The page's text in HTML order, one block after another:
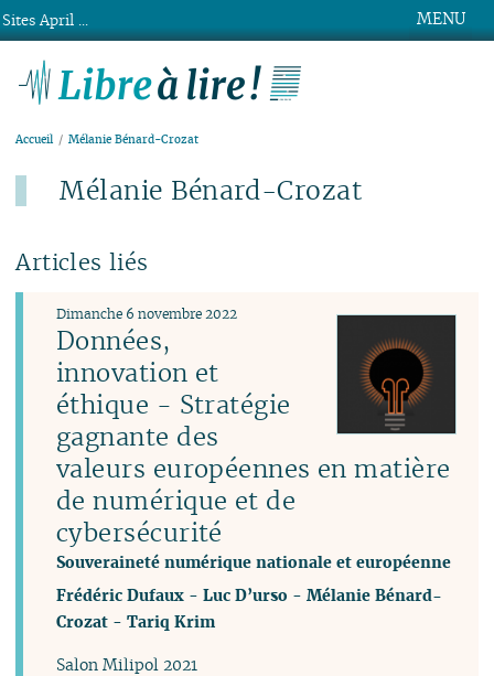
MENU
Accueil Mélanie Bénard-Crozat
Mélanie Bénard-Crozat
Articles liés
Données,
innovation et
éthique - Stratégie
gagnante des
valeurs européennes en matière
de numérique et de
cybersécurité
Souveraineté numérique nationale et européenne
Dimanche 6 novembre 2022
Frédéric Dufaux -Luc D’urso -Mélanie Bénard-
Crozat -Tariq Krim
Salon Milipol 2021
Sites April ...